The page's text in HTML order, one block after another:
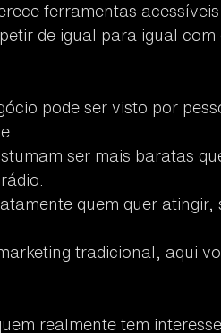
ferramentas acessíveis
de igual para igual com
pode ser visto por
ser mais baratas
quem quer atingir,
tradicional, aqui
realmente tem